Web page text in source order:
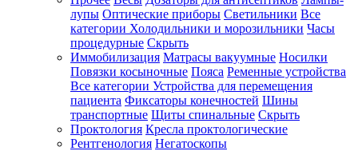
лупы Оптические приборы Светильники Все
категории Холодильники и морозильники Часы
процедурные Скрыть
Иммобилизация Матрасы вакуумные Носилки
Повязки косыночные Пояса Ременные устройства
Все категории Устройства для перемещения
пациента Фиксаторы конечностей Шины
транспортные Щиты спинальные Скрыть
Проктология Кресла проктологические
Рентгенология Негатоскопы